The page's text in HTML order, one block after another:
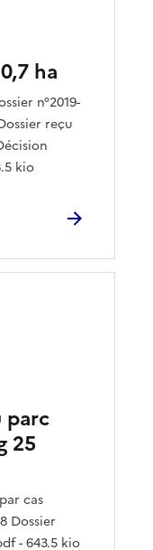
ha
n°2019-
reçu
kio
parc
25
cas
Dossier
- 643.5 kio